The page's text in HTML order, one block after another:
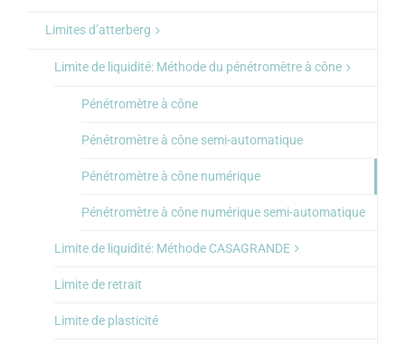
Limites d’atterberg
Limite de liquidité: Méthode du pénétromètre à cône
Pénétromètre à cône
Pénétromètre à cône semi-automatique
Pénétromètre à cône numérique
Pénétromètre à cône numérique semi-automatique
Limite de liquidité: Méthode CASAGRANDE
Limite de retrait
Limite de plasticité